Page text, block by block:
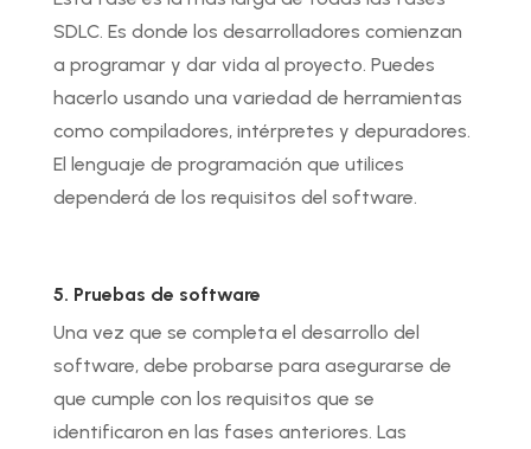
SDLC. Es donde los desarrolladores comienzan
a programar y dar vida al proyecto. Puedes
hacerlo usando una variedad de herramientas
como compiladores, intérpretes y depuradores.
El lenguaje de programación que utilices
dependerá de los requisitos del software.
5. Pruebas de software
Una vez que se completa el desarrollo del
software, debe probarse para asegurarse de
que cumple con los requisitos que se
identificaron en las fases anteriores. Las